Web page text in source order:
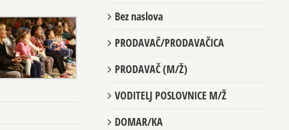
Bez naslova
PRODAVAČ/PRODAVAČICA
PRODAVAČ (M/Ž)
VODITELJ POSLOVNICE M/Ž
DOMAR/KA